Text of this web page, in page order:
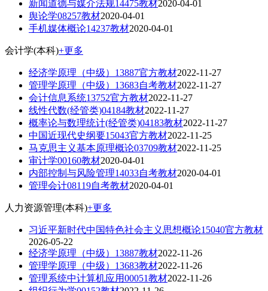
新闻道德与媒介法规14475教材2020-04-01
舆论学08257教材2020-04-01
手机媒体概论14237教材2020-04-01
会计学(本科)+更多
经济学原理（中级）13887官方教材2022-11-27
管理学原理（中级）13683自考教材2022-11-27
会计信息系统13752官方教材2022-11-27
线性代数(经管类)04184教材2022-11-27
概率论与数理统计(经管类)04183教材2022-11-27
中国近现代史纲要15043官方教材2022-11-25
马克思主义基本原理概论03709教材2022-11-25
审计学00160教材2020-04-01
内部控制与风险管理14033自考教材2020-04-01
管理会计08119自考教材2020-04-01
人力资源管理(本科)+更多
习近平新时代中国特色社会主义思想概论15040官方教材
2026-05-22
经济学原理（中级）13887教材2022-11-26
管理学原理（中级）13683教材2022-11-26
管理系统中计算机应用00051教材2022-11-26